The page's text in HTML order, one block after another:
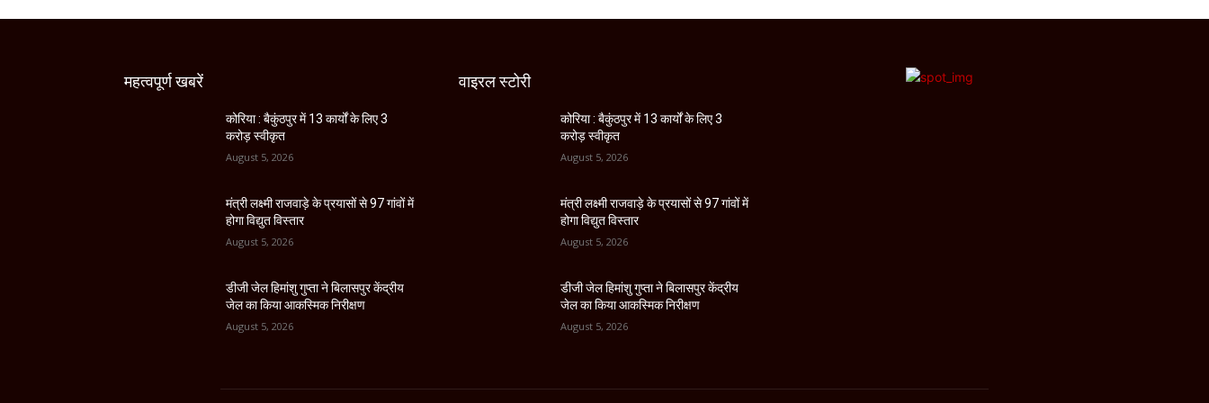
महत्वपूर्ण खबरें
कोरिया : बैकुंठपुर में 13 कार्यों के लिए 3
करोड़ स्वीकृत
August 5, 2026
मंत्री लक्ष्मी राजवाड़े के प्रयासों से 97 गांवों में
होगा विद्युत विस्तार
August 5, 2026
डीजी जेल हिमांशु गुप्ता ने बिलासपुर केंद्रीय
जेल का किया आकस्मिक निरीक्षण
August 5, 2026
वाइरल स्टोरी
कोरिया : बैकुंठपुर में 13 कार्यों के लिए 3
करोड़ स्वीकृत
August 5, 2026
मंत्री लक्ष्मी राजवाड़े के प्रयासों से 97 गांवों में
होगा विद्युत विस्तार
August 5, 2026
डीजी जेल हिमांशु गुप्ता ने बिलासपुर केंद्रीय
जेल का किया आकस्मिक निरीक्षण
August 5, 2026